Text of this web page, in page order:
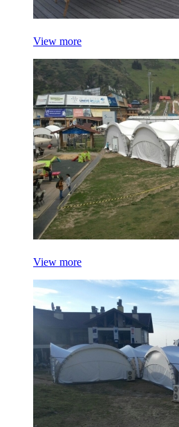
View more
View more